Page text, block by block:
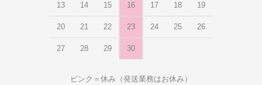
13 14 15 16 17 18 19
20 21 22 23 24 25 26
27 28 29 30
ピンク＝休み（発送業務はお休み）